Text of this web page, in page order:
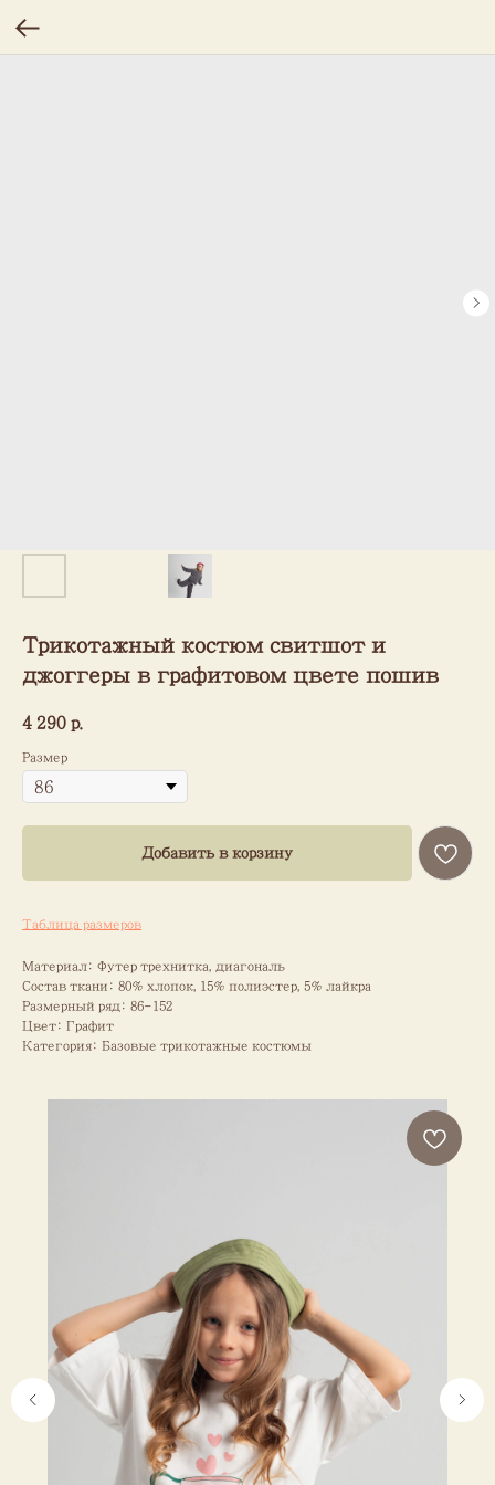
Трикотажный костюм свитшот и
джоггеры в графитовом цвете пошив
4 290 р.
Размер
Добавить в корзину
Таблица размеров
Материал: Футер трехнитка, диагональ
Состав ткани: 80% хлопок, 15% полиэстер, 5% лайкра
Размерный ряд: 86-152
Цвет: Графит
Категория: Базовые трикотажные костюмы